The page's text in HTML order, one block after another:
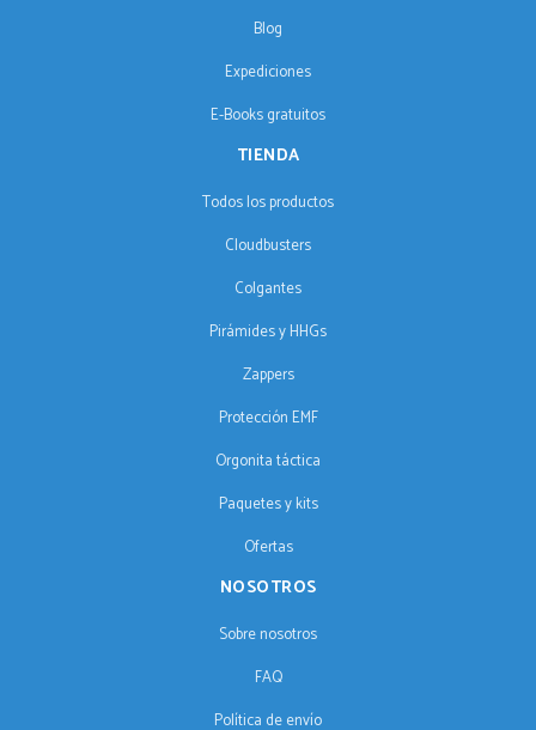
Blog
Expediciones
E-Books gratuitos
TIENDA
Todos los productos
Cloudbusters
Colgantes
Pirámides y HHGs
Zappers
Protección EMF
Orgonita táctica
Paquetes y kits
Ofertas
NOSOTROS
Sobre nosotros
FAQ
Política de envío